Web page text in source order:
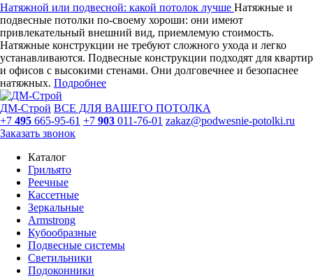
Натяжной или подвесной: какой потолок лучше Натяжные и
подвесные потолки по-своему хороши: они имеют
привлекательный внешний вид, приемлемую стоимость.
Натяжные конструкции не требуют сложного ухода и легко
устанавливаются. Подвесные конструкции подходят для квартир
и офисов с высокими стенами. Они долговечнее и безопаснее
натяжных. Подробнее
ДМ-Строй ВСЕ ДЛЯ ВАШЕГО ПОТОЛКА
+7 495 665-95-61 +7 903 011-76-01 zakaz@podwesnie-potolki.ru
Заказать звонок
Каталог
Грильято
Реечные
Кассетные
Зеркальные
Armstrong
Кубообразные
Подвесные системы
Светильники
Подоконники